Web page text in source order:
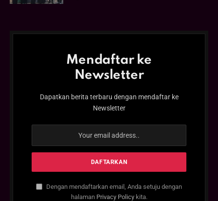
Mendaftar ke
Newsletter
Dapatkan berita terbaru dengan mendaftar ke
Newsletter
Dengan mendaftarkan email, Anda setuju dengan
halaman Privacy Policykita.